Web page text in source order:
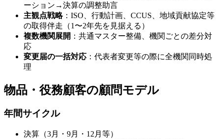
ーション→決算の調整助言
主観点戦略：ISO、行動計画、CCUS、地域貢献協定等
の取得伴走（1〜2年先を見据える）
複数機関展開 ：共通マスター整備、機関ごとの差分対
応
変更届の一括対応 ：代表者変更等の際に全機関同時処
理
物品・役務顧客の顧問モデル
年間サイクル
決算（3月・9月・12月等）